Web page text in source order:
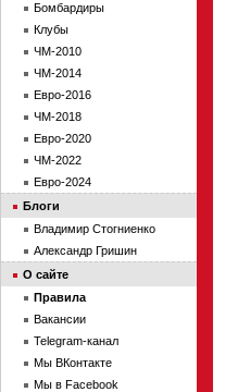
Бомбардиры
Клубы
ЧМ-2010
ЧМ-2014
Евро-2016
ЧМ-2018
Евро-2020
ЧМ-2022
Евро-2024
Блоги
Владимир Стогниенко
Александр Гришин
О сайте
Правила
Вакансии
Telegram-канал
Мы ВКонтакте
Мы в Facebook